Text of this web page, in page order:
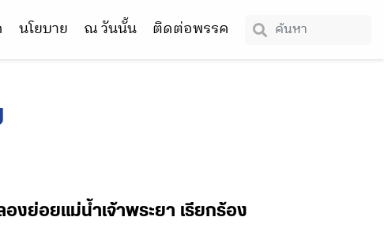
นโยบาย ณ วันนั้น ติดต่อพรรค
งย่อยแม่น้ำเจ้าพระยา เรียกร้อง